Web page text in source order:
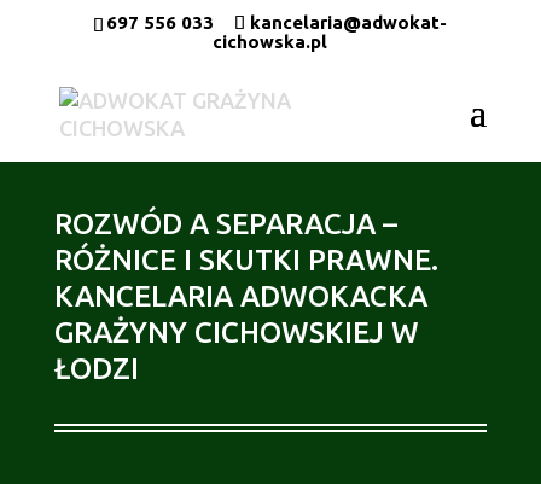
697 556 033
kancelaria@adwokat-
cichowska.pl
ROZWÓD A SEPARACJA –
RÓŻNICE I SKUTKI PRAWNE.
KANCELARIA ADWOKACKA
GRAŻYNY CICHOWSKIEJ W
ŁODZI